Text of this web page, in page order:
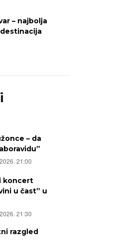
– najbolja
– da
21:00
koncert
u čast” u
21:30
razgled